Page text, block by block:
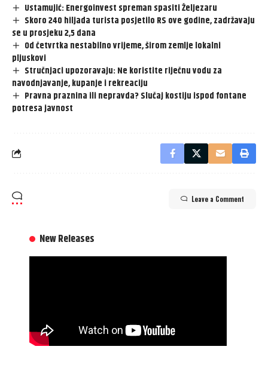
Ustamujić: Energoinvest spreman spasiti Željezaru
Skoro 240 hiljada turista posjetilo RS ove godine, zadržavaju
se u prosjeku 2,5 dana
Od četvrtka nestabilno vrijeme, širom zemlje lokalni
pljuskovi
Stručnjaci upozoravaju: Ne koristite riječnu vodu za
navodnjavanje, kupanje i rekreaciju
Pravna praznina ili nepravda? Slučaj kostiju ispod fontane
potresa javnost
Leave a Comment
New Releases